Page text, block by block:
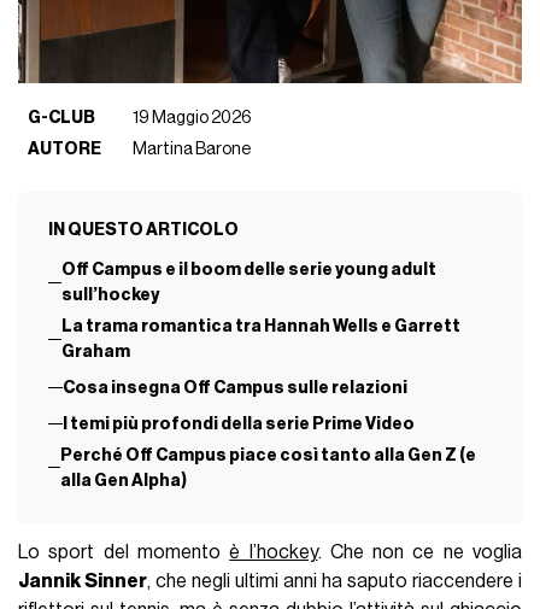
G-CLUB
19 Maggio 2026
AUTORE
Martina Barone
IN QUESTO ARTICOLO
Off Campus e il boom delle serie young adult
sull’hockey
La trama romantica tra Hannah Wells e Garrett
Graham
Cosa insegna Off Campus sulle relazioni
I temi più profondi della serie Prime Video
Perché Off Campus piace così tanto alla Gen Z (e
alla Gen Alpha)
Lo sport del momentoè l’hockey. Che non ce ne voglia
Jannik Sinner, che negli ultimi anni ha saputo riaccendere i